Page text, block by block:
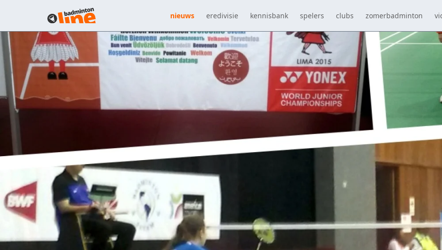
nieuws eredivisie kennisbank spelers clubs zomerbadminton